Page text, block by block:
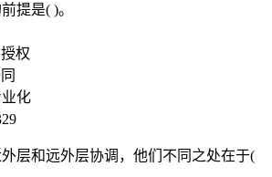
提是( )。
权
化
层和远外层协调，他们不同之处在于(